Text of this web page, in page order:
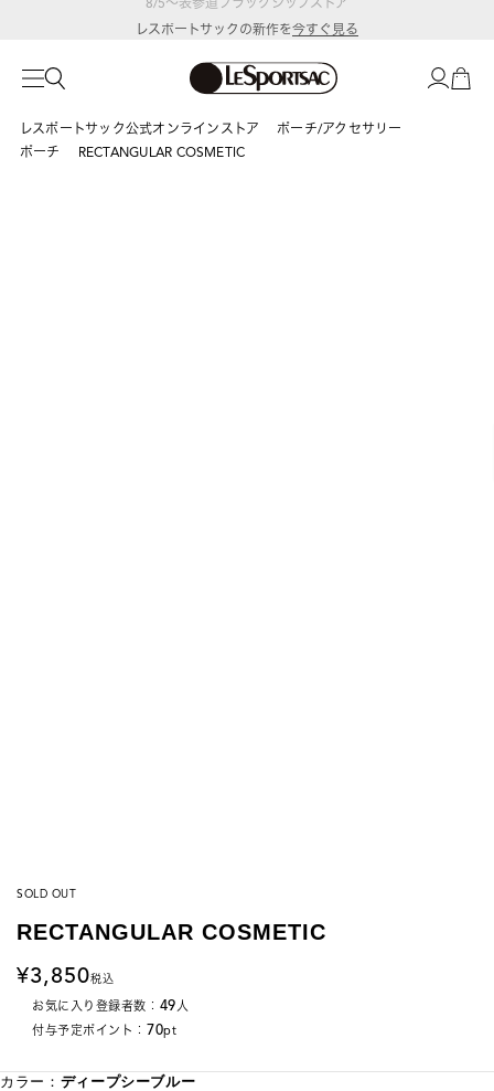
レスポートサックの新作を今すぐ見る
レスポートサック公式オンラインストア
ポーチ/アクセサリー
ポーチ
RECTANGULAR COSMETIC
SOLD OUT
RECTANGULAR COSMETIC
3,850税込
お気に入り登録者数： 49人
付与予定ポイント： 70pt
カラー： ディープシーブルー